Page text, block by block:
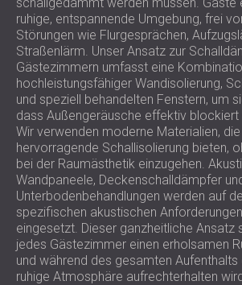
ruhige, entspannende Umgebung, frei
Störungen wie Flurgesprächen,
Straßenlärm. Unser Ansatz zur
Gästezimmern umfasst eine
hochleistungsfähiger Wandisolierung,
und speziell behandelten Fenstern, um
dass Außengeräusche effektiv blockiert
Wir verwenden moderne Materialien,
hervorragende Schallisolierung bieten,
bei der Raumästhetik einzugehen.
Wandpaneele, Deckenschalldämpfer
Unterbodenbehandlungen werden auf
spezifischen akustischen
eingesetzt. Dieser ganzheitliche Ansatz
jedes Gästezimmer einen erholsamen
und während des gesamten Aufenthalts
ruhige Atmosphäre aufrechterhalten